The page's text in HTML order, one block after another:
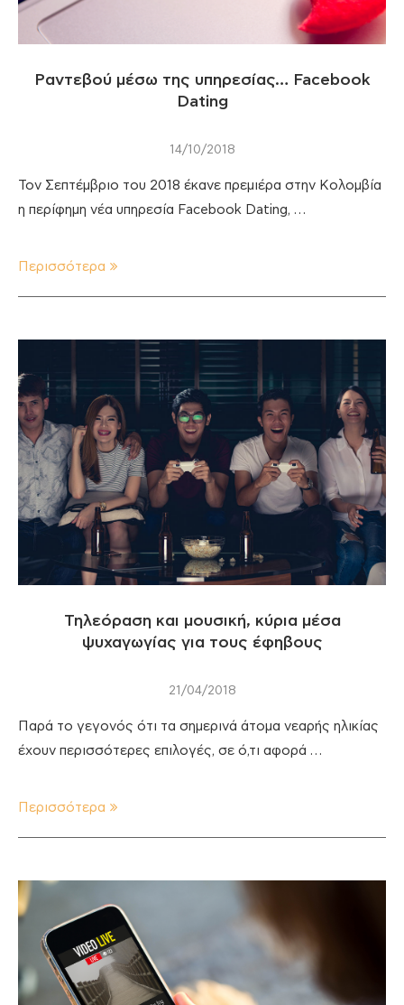
Ραντεβού μέσω της υπηρεσίας… Facebook
Dating
14/10/2018
Τον Σεπτέμβριο του 2018 έκανε πρεμιέρα στην Κολομβία
η περίφημη νέα υπηρεσία Facebook Dating, …
Περισσότερα
Τηλεόραση και μουσική, κύρια μέσα
ψυχαγωγίας για τους έφηβους
21/04/2018
Παρά το γεγονός ότι τα σημερινά άτομα νεαρής ηλικίας
έχουν περισσότερες επιλογές, σε ό,τι αφορά …
Περισσότερα